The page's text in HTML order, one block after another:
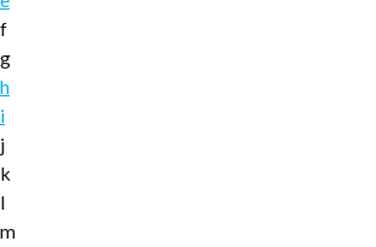
f
g
h
i
j
k
l
m